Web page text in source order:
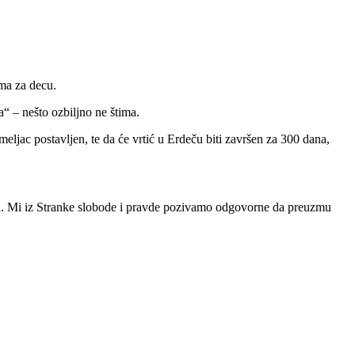
za decu.
– nešto ozbiljno ne štima.
postavljen, te da će vrtić u Erdeču biti završen za 300 dana,
iz Stranke slobode i pravde pozivamo odgovorne da preuzmu